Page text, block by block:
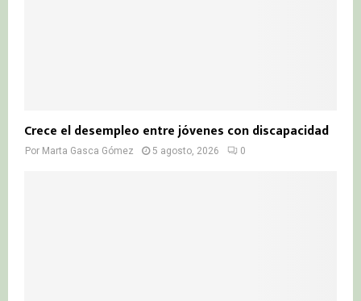
Crece el desempleo entre jóvenes con discapacidad
Por Marta Gasca Gómez 5 agosto, 2026 0